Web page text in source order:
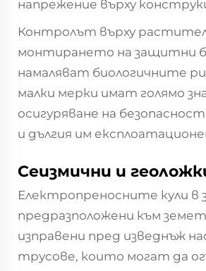
напрежение върху
Контролът върху
монтирането на защитни
намаляват биологичните
малки мерки имат голямо
осигуряване на
и дългия им
Сеизмични и
Електропреносните кули в
предразположени към
изправени пред изведнъж
трусове, които могат да